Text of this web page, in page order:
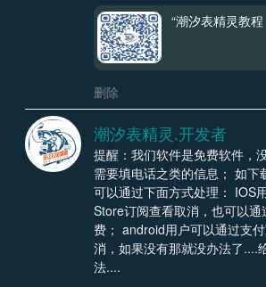
“潮汐表精灵教程
删除
潮汐表精灵.开发者
提醒：我们软件是免费软件，
需要填电话之类的信息； 如下
可以通过下面方式处理： IOS
Store订阅查看取消，也可以
费； android用户可以通过支
消，如果没有那就没办法了....
法....